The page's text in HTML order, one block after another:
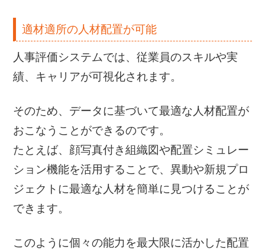
適材適所の人材配置が可能
人事評価システムでは、従業員のスキルや実
績、キャリアが可視化されます。
そのため、データに基づいて最適な人材配置が
おこなうことができるのです。
たとえば、顔写真付き組織図や配置シミュレー
ション機能を活用することで、異動や新規プロ
ジェクトに最適な人材を簡単に見つけることが
できます。
このように個々の能力を最大限に活かした配置